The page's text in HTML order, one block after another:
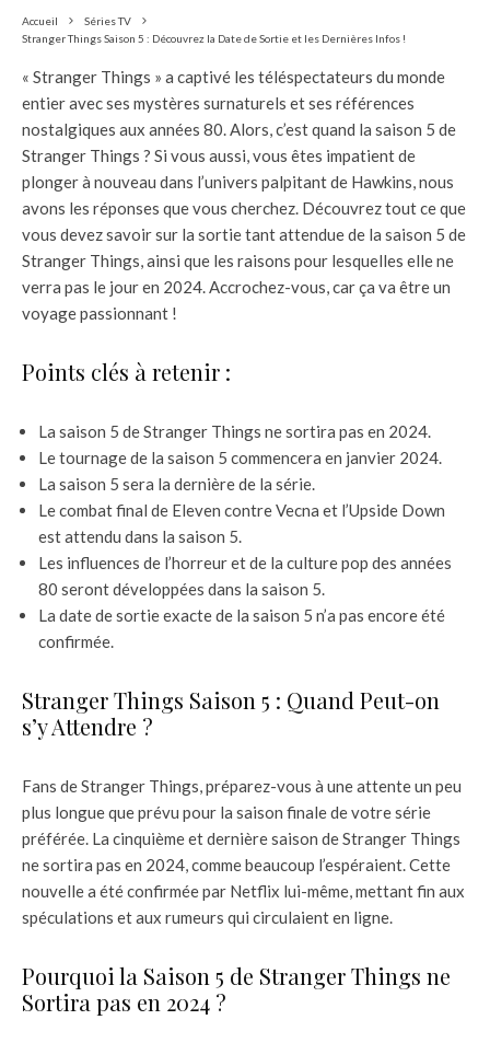
Accueil
Séries TV
Stranger Things Saison 5 : Découvrez la Date de Sortie et les Dernières Infos !
« Stranger Things » a captivé les téléspectateurs du monde
entier avec ses mystères surnaturels et ses références
nostalgiques aux années 80. Alors, c’est quand la saison 5 de
Stranger Things ? Si vous aussi, vous êtes impatient de
plonger à nouveau dans l’univers palpitant de Hawkins, nous
avons les réponses que vous cherchez. Découvrez tout ce que
vous devez savoir sur la sortie tant attendue de la saison 5 de
Stranger Things, ainsi que les raisons pour lesquelles elle ne
verra pas le jour en 2024. Accrochez-vous, car ça va être un
voyage passionnant !
Points clés à retenir :
La saison 5 de Stranger Things ne sortira pas en 2024.
Le tournage de la saison 5 commencera en janvier 2024.
La saison 5 sera la dernière de la série.
Le combat final de Eleven contre Vecna et l’Upside Down
est attendu dans la saison 5.
Les influences de l’horreur et de la culture pop des années
80 seront développées dans la saison 5.
La date de sortie exacte de la saison 5 n’a pas encore été
confirmée.
Stranger Things Saison 5 : Quand Peut-on
s’y Attendre ?
Fans de Stranger Things, préparez-vous à une attente un peu
plus longue que prévu pour la saison finale de votre série
préférée. La cinquième et dernière saison de Stranger Things
ne sortira pas en 2024, comme beaucoup l’espéraient. Cette
nouvelle a été confirmée par Netflix lui-même, mettant fin aux
spéculations et aux rumeurs qui circulaient en ligne.
Pourquoi la Saison 5 de Stranger Things ne
Sortira pas en 2024 ?